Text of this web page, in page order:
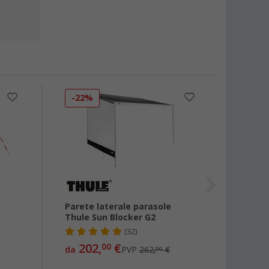
-22%
Parete laterale parasole
Thule Sun Blocker G2
(32)
da 202,00€PVP 262,00€